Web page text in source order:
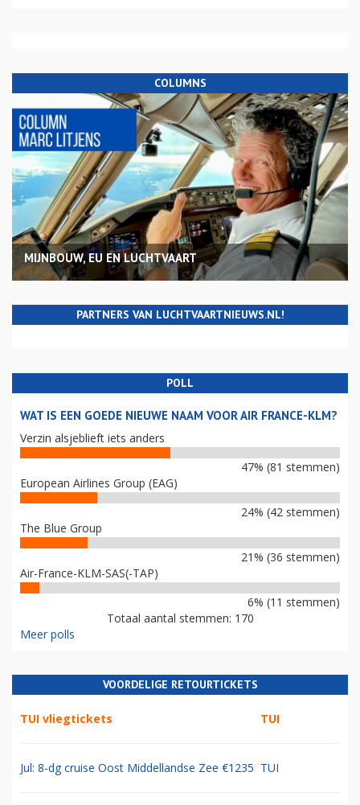
COLUMNS
MIJNBOUW, EU EN LUCHTVAART
PARTNERS VAN LUCHTVAARTNIEUWS.NL!
POLL
WAT IS EEN GOEDE NIEUWE NAAM VOOR AIR FRANCE-KLM?
Verzin alsjeblieft iets anders
47% (81 stemmen)
European Airlines Group (EAG)
24% (42 stemmen)
The Blue Group
21% (36 stemmen)
Air-France-KLM-SAS(-TAP)
6% (11 stemmen)
Totaal aantal stemmen: 170
Meer polls
VOORDELIGE RETOURTICKETS
TUI vliegtickets TUI
Jul: 8-dg cruise Oost Middellandse Zee €1235 TUI